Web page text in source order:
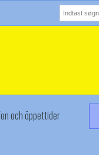
och öppettider